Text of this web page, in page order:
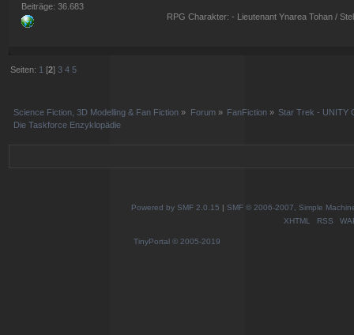
Beiträge: 36.683
RPG Charakter: - Lieutenant Ynarea Tohan /
Seiten: 1 [2]3 4 5
Science Fiction, 3D Modelling & Fan Fiction » Forum» FanFiction » Star Trek - UNITY
Die Taskforce Enzyklopädie
Powered by SMF 2.0.15 | SMF © 2006-2007, Simple
XHTML
RSS
TinyPortal © 2005-2019